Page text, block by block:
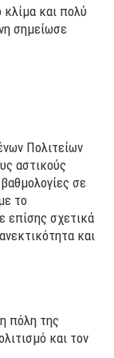
και πολύ
σημείωσε
Πολιτείων
αστικούς
σε
το
επίσης σχετικά
και
πόλη της
και τον